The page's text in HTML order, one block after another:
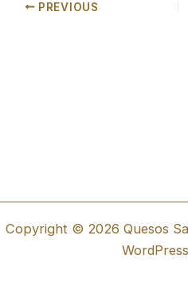
PREVIOUS
Copyright © 2026 Quesos